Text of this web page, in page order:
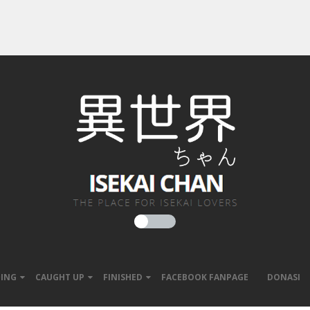
CAUGHT UP FINISHED FACEBOOK FANPAGE DONASI